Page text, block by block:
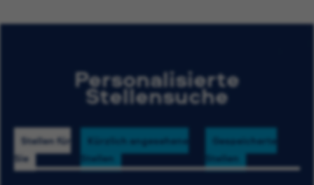
Personalisierte
Stellensuche
Stellen für
Sie
Kürzlich angesehene
Stellen
Gespeicherte
Stellen